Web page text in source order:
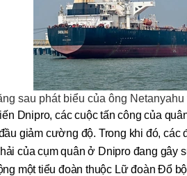
sau phát biểu của ông Netanyahu
Dnipro, các cuộc tấn công của
giảm cường độ. Trong khi đó, các
của cụm quân ở Dnipro đang gây
một tiểu đoàn thuộc Lữ đoàn Đổ